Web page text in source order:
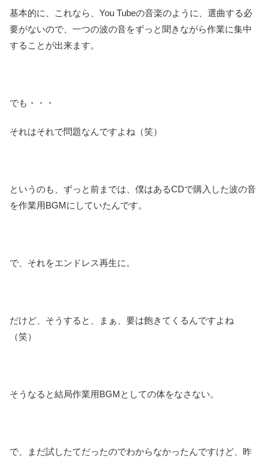
基本的に、これなら、You Tubeの音楽のように、選曲する必
要がないので、一つの波の音をずっと聞きながら作業に集中
することが出来ます。
でも・・・
それはそれで問題なんですよね（笑）
というのも、ずっと前までは、僕はあるCDで購入した波の音
を作業用BGMにしていたんです。
で、それをエンドレス再生に。
だけど、そうすると、まぁ、要は飽きてくるんですよね
（笑）
そうなると結局作業用BGMとしての体をなさない。
で、まだ試したてだったのでわからなかったんですけど、昨